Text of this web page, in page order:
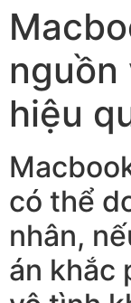
nguồn
hiệu
có thể
nhân,
án khắc